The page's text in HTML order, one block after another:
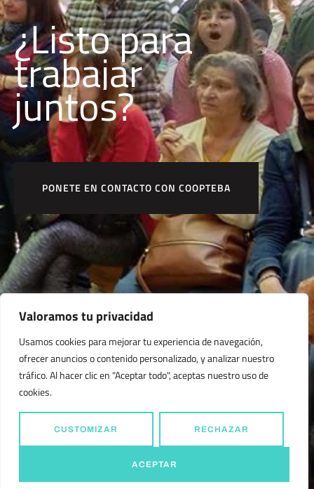
Valoramos tu privacidad
Usamos cookies para mejorar tu experiencia de navegación,
ofrecer anuncios o contenido personalizado, y analizar nuestro
tráfico. Al hacer clic en "Aceptar todo", aceptas nuestro uso de
cookies.
CUSTOMIZAR RECHAZAR
ACEPTAR
¿Listo para
a b a jarconst r u
juntos?
PONETE EN CONTACTO CON COOPTEBA